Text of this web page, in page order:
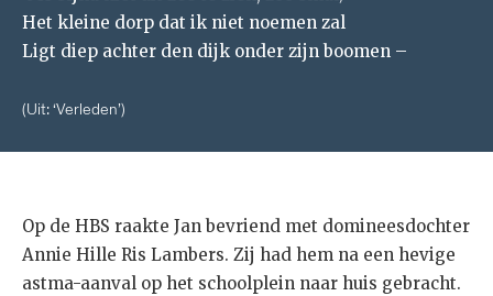
Het kleine dorp dat ik niet noemen zal
Ligt diep achter den dijk onder zijn boomen –
(Uit: ‘Verleden’)
Op de HBS raakte Jan bevriend met domineesdochter
Annie Hille Ris Lambers. Zij had hem na een hevige
astma-aanval op het schoolplein naar huis gebracht.